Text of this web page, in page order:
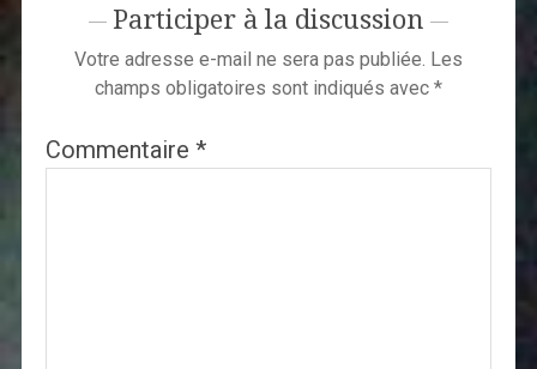
Participer à la discussion
Votre adresse e-mail ne sera pas publiée. Les
champs obligatoires sont indiqués avec *
Commentaire *